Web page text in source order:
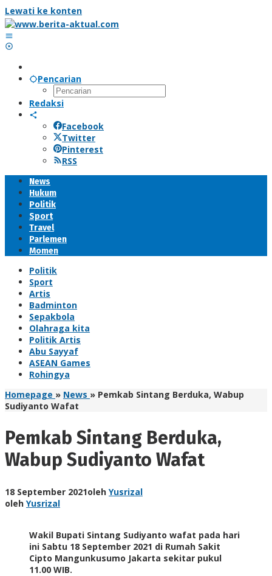
Lewati ke konten
Pencarian
Redaksi
Facebook
Twitter
Pinterest
RSS
News
Hukum
Politik
Sport
Travel
Parlemen
Momen
Politik
Sport
Artis
Badminton
Sepakbola
Olahraga kita
Politik Artis
Abu Sayyaf
ASEAN Games
Rohingya
Homepage » News » Pemkab Sintang Berduka, Wabup
Sudiyanto Wafat
Pemkab Sintang Berduka,
Wabup Sudiyanto Wafat
18 September 2021oleh Yusrizal
oleh Yusrizal
Wakil Bupati Sintang Sudiyanto wafat pada hari
ini Sabtu 18 September 2021 di Rumah Sakit
Cipto Mangunkusumo Jakarta sekitar pukul
11.00 WIB.